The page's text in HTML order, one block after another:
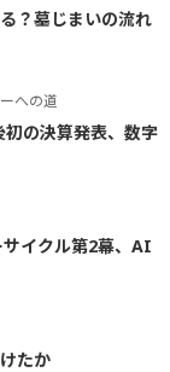
？墓じまいの流れ
への道
初の決算発表、数字
サイクル第2幕、AI
たか